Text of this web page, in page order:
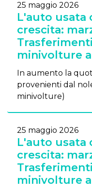
25 maggio 2026
L'auto usata
crescita:
minivolture a
In aumento la
provenienti dal
minivolture)
25 maggio 2026
L'auto usata
crescita:
minivolture a